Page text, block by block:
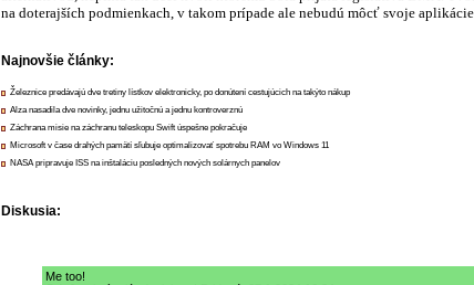
na doterajších podmienkach, v takom prípade ale nebudú môcť svoje
Najnovšie články:
Železnice predávajú dve tretiny lístkov elektronicky, po donútení cestujúcich na takýto nákup
Alza nasadila dve novinky, jednu užitočnú a jednu kontroverznú
Záchrana misie na záchranu teleskopu Swift úspešne pokračuje
Microsoft v čase drahých pamätí sľubuje optimalizovať spotrebu RAM vo Windows 11
NASA pripravuje ISS na inštaláciu posledných nových solárnych panelov
Diskusia:
Me too!